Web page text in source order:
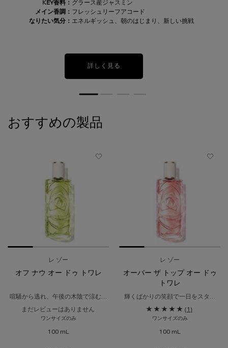
KEY香料：
メイン香調：
なりたい気分：
グラース産ジャスミン
フレッシュリーフアコード
エネルギッシュ、朝のはじまり、新しい挑戦
詳しく見る
PDP Slot 1 Section
おすすめの製品
レ ゾー
オフ ナウ オー ドゥ トワレ
喧騒から逃れ、午後の木陰で涼むよ
まだレビューはありません
ワンサイズのみ
100 mL
レ ゾー
オーバー ザ トップ オー ドゥ
トワレ
輝くばかりの笑顔で一日をスター
した香り。(1)
ワンサイズのみ
100 mL